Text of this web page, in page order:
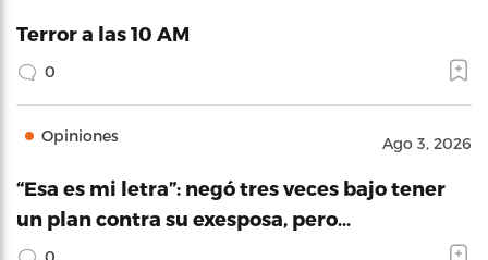
Terror a las 10 AM
0
Opiniones Ago 3, 2026
“Esa es mi letra”: negó tres veces bajo tener
un plan contra su exesposa, pero…